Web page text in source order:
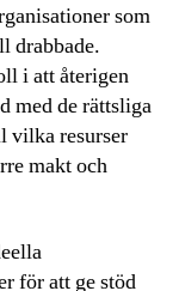
som
drabbade.
i att återigen
med de rättsliga
vilka resurser
makt och
för att ge stöd